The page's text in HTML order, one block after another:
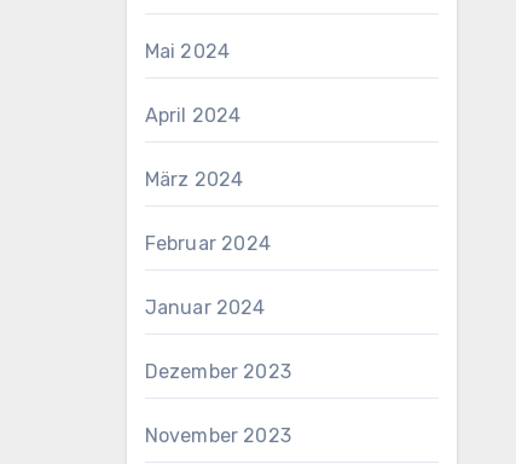
Mai 2024
April 2024
März 2024
Februar 2024
Januar 2024
Dezember 2023
November 2023